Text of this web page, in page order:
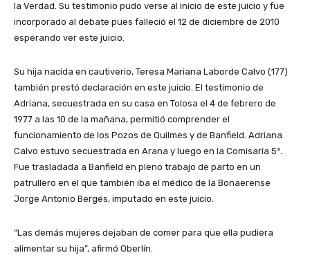
la Verdad. Su testimonio pudo verse al inicio de este juicio y fue
incorporado al debate pues falleció el 12 de diciembre de 2010
esperando ver este juicio.
Su hija nacida en cautiverio, Teresa Mariana Laborde Calvo (177)
también prestó declaración en este juicio. El testimonio de
Adriana, secuestrada en su casa en Tolosa el 4 de febrero de
1977 a las 10 de la mañana, permitió comprender el
funcionamiento de los Pozos de Quilmes y de Banfield. Adriana
Calvo estuvo secuestrada en Arana y luego en la Comisaría 5ª.
Fue trasladada a Banfield en pleno trabajo de parto en un
patrullero en el que también iba el médico de la Bonaerense
Jorge Antonio Bergés, imputado en este juicio.
“Las demás mujeres dejaban de comer para que ella pudiera
alimentar su hija”, afirmó Oberlín.